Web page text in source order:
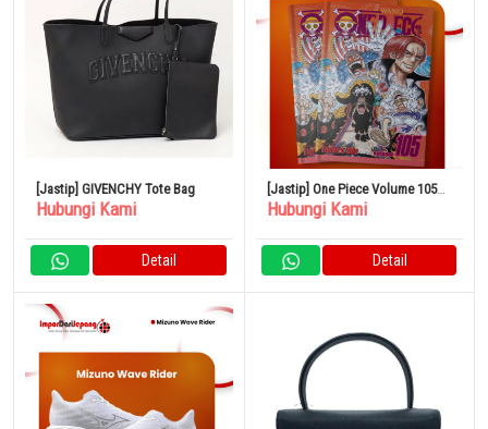
[Jastip] GIVENCHY Tote Bag
Hubungi Kami
Detail
[Jastip] One Piece Volume 105
(Elex Media)
Hubungi Kami
Detail